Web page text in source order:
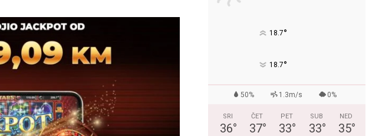
18.7°
18.7°
50% 1.3m/s 0%
SRI
36°
ČET
37°
PET
33°
SUB
33°
NED
35°